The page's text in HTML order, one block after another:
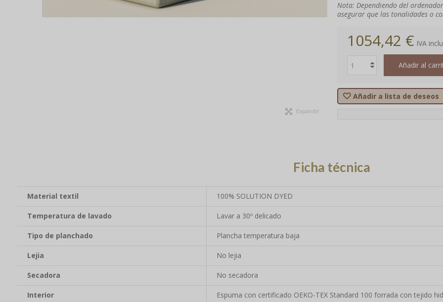
Expandir
Nota: Dependiendo del
asegurar que las tonalidades o
1054,42 € IVA
Añadir al
Añadir a lista de deseos
Ficha técnica
Material textil 100% SOLUTION DYED
Temperatura de lavado Lavar a 30º delicado
Tipo de planchado Plancha temperatura baja
Lejia No lejia
Secadora No secadora
Interior Espuma con certificado OEKO-TEX Standard 100 forrada con tejido